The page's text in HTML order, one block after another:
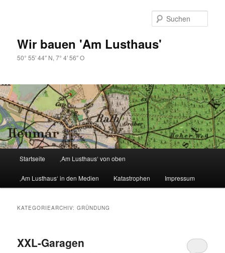
Wir bauen 'Am Lusthaus'
50° 55′ 44″ N, 7° 4′ 56″ O
Startseite ‚Am Lusthaus‘ von oben
‚Am Lusthaus‘ in den Medien Katastrophen Impressum
KATEGORIEARCHIV:GRÜNDUNG
XXL-Garagen